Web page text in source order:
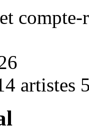
compte-
artistes